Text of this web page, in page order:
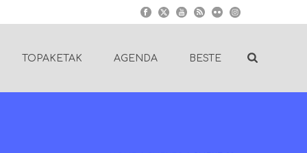
TOPAKETAK AGENDA BESTE